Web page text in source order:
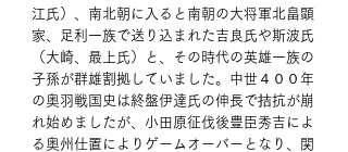
江氏）、南北朝に入ると南朝の大将軍北畠顕
家、足利一族で送り込まれた吉良氏や斯波氏
（大崎、最上氏）と、その時代の英雄一族の
子孫が群雄割拠していました。中世４００年
の奥羽戦国史は終盤伊達氏の伸長で拮抗が崩
れ始めましたが、小田原征伐後豊臣秀吉によ
る奥州仕置によりゲームオーバーとなり、関